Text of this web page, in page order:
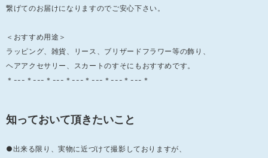
繋げてのお届けになりますのでご安心下さい。
＜おすすめ用途＞
ラッピング、雑貨、リース、ブリザードフラワー等の飾り、
ヘアアクセサリー、スカートのすそにもおすすめです。
＊---＊---＊---＊---＊---＊---＊---＊
知っておいて頂きたいこと
●出来る限り、実物に近づけて撮影しておりますが、